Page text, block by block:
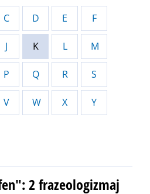
C D E F
J K L M
P Q R S
V W X Y
2 frazeologizmaj